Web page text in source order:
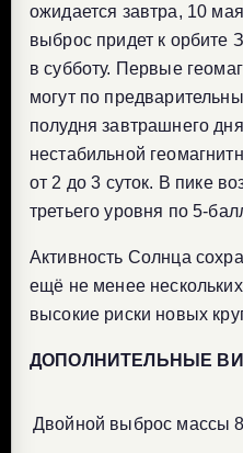
ожидается завтра, 10
выброс придет к орбите
в субботу. Первые
могут по
полудня завтрашнего
нестабильной
от 2 до 3 суток. В пике
третьего уровня по 5-
Активность Солнца
ещё не менее
высокие риски новых
ДОПОЛНИТЕЛЬНЫЕ
Двойной выброс массы